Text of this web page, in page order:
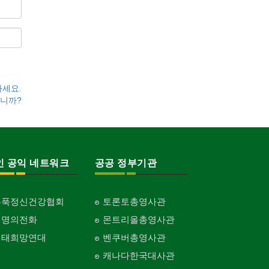
요.
까?
공익 네트워크
정신건강협회
의전화
희망연대
공공 정부기관
토론토총영사관
몬트리올총영사관
벤쿠버총영사관
캐나다한국대사관